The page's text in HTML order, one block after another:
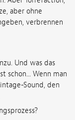
aber ohne
verbrennen
Und was das
schon... Wenn man
Sound, den